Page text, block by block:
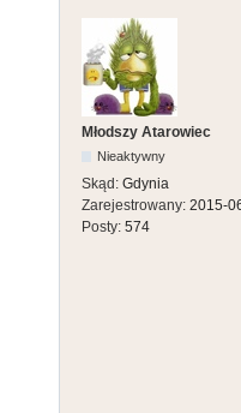
Młodszy Atarowiec
Nieaktywny
Skąd: Gdynia
Zarejestrowany: 2015-
Posty: 574